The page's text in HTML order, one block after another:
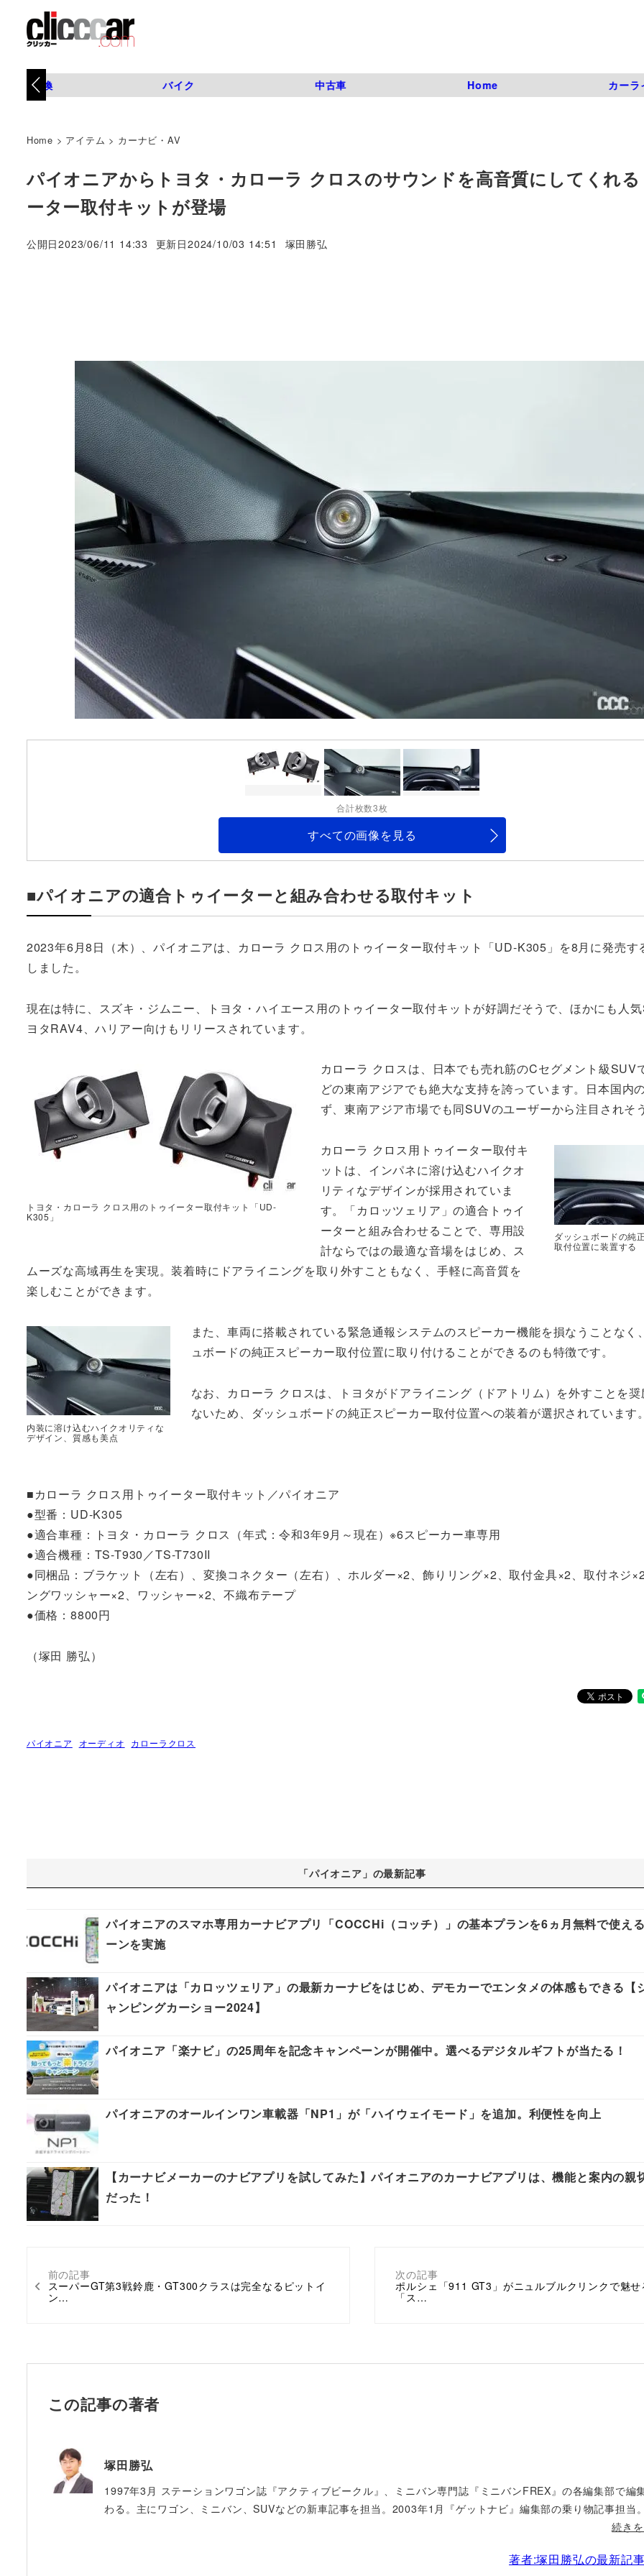
タイヤ交換 バイク 中古車 Home カーラ
Home > アイテム > カーナビ・AV
パイオニアからトヨタ・カローラ クロスのサウンドを高音質にしてくれ
ーター取付キットが登場
公開日2023/06/11 14:33 更新日2024/10/03 14:51
著
塚田勝弘
合計枚数3枚
すべての画像を見る
■パイオニアの適合トゥイーターと組み合わせる取付キット
2023年6月8日（木）、パイオニアは、カローラ クロス用のトゥイーター取付キット「UD-K305」を8月に発売す
しました。
現在は特に、スズキ・ジムニー、トヨタ・ハイエース用のトゥイーター取付キットが好調だそうで、ほかにも人
ヨタRAV4、ハリアー向けもリリースされています。
トヨタ・カローラ クロス用のトゥイーター取付キット「UD-
K305」
カローラ クロスは、日本でも売れ筋のCセグメント級SUV
どの東南アジアでも絶大な支持を誇っています。日本国内
ず、東南アジア市場でも同SUVのユーザーから注目されそ
ダッシュボードの純
取付位置に装置する
カローラ クロス用トゥイーター取付キ
ットは、インパネに溶け込むハイクオ
リティなデザインが採用されていま
す。「カロッツェリア」の適合トゥイ
ーターと組み合わせることで、専用設
計ならではの最適な音場をはじめ、ス
ムーズな高域再生を実現。装着時にドアライニングを取り外すこともなく、手軽に高音質を
楽しむことができます。
内装に溶け込むハイクオリティな
デザイン、質感も美点
また、車両に搭載されている緊急通報システムのスピーカー機能を損なうことなく
ュボードの純正スピーカー取付位置に取り付けることができるのも特徴です。
なお、カローラ クロスは、トヨタがドアライニング（ドアトリム）を外すことを
ないため、ダッシュボードの純正スピーカー取付位置への装着が選択されています
■カローラ クロス用トゥイーター取付キット／パイオニア
●型番：UD-K305
●適合車種：トヨタ・カローラ クロス（年式：令和3年9月～現在）※6スピーカー車専用
●適合機種：TS-T930／TS-T730II
●同梱品：ブラケット（左右）、変換コネクター（左右）、ホルダー×2、飾りリング×2、取付金具×2、取付ネジ
ングワッシャー×2、ワッシャー×2、不織布テープ
●価格：8800円
（塚田 勝弘）
パイオニア オーディオ カローラクロス
前の記事
スーパーGT第3戦鈴鹿・GT300クラスは完全なるピットイ
ン…
次の記事
ポルシェ「911 GT3」がニュルブルクリンクで魅せ
「ス…
「パイオニア」の最新記事
パイオニアのスマホ専用カーナビアプリ「COCCHi（コッチ）」の基本プランを6ヵ月無料で使え
ーンを実施
パイオニアは「カロッツェリア」の最新カーナビをはじめ、デモカーでエンタメの体感もできる【
ャンピングカーショー2024】
パイオニア「楽ナビ」の25周年を記念キャンペーンが開催中。選べるデジタルギフトが当たる！
パイオニアのオールインワン車載器「NP1」が「ハイウェイモード」を追加。利便性を向上
【カーナビメーカーのナビアプリを試してみた】パイオニアのカーナビアプリは、機能と案内の親
だった！
この記事の著者
塚田勝弘
1997年3月 ステーションワゴン誌『アクティブビークル』、ミニバン専門誌『ミニバンFREX』の各編集部で編
わる。主にワゴン、ミニバン、SUVなどの新車記事を担当。2003年1月『ゲットナビ』編集部の乗り物記事担当
続き
著者:塚田勝弘の最新記